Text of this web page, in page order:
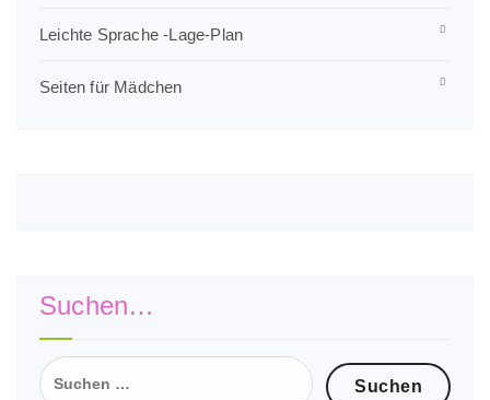
Leichte Sprache -Lage-Plan
Seiten für Mädchen
Suchen…
Suchen
nach: